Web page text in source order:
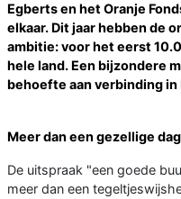
Egberts en het Oranje
elkaar. Dit jaar hebben de
ambitie: voor het eerst
hele land. Een bijzondere
behoefte aan verbinding
Meer dan een gezellige dag
De uitspraak "een goede
meer dan een